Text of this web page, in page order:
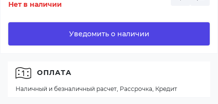
Нет в наличии
Уведомить о наличии
ОПЛАТА
Наличный и безналичный расчет, Рассрочка, Кредит